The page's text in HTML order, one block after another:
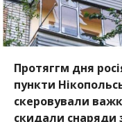
Протяггм дня
пункти
скеровували
скидали снаряди